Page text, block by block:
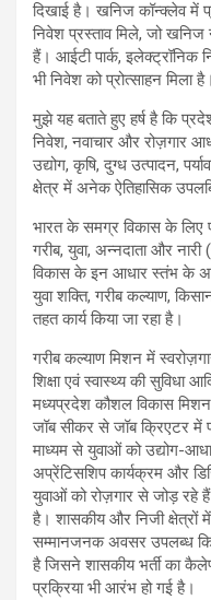
दिखाई है। खनिज कॉन्क्लेव में
निवेश प्रस्ताव मिले, जो खनिज
हैं। आईटी पार्क, इलेक्ट्रॉनिक
भी निवेश को प्रोत्साहन मिला है।
मुझे यह बताते हुए हर्ष है कि
निवेश, नवाचार और रोज़गार
उद्योग, कृषि, दुग्ध उत्पादन,
क्षेत्र में अनेक ऐतिहासिक
भारत के समग्र विकास के लिए
गरीब, युवा, अन्नदाता और
विकास के इन आधार स्तंभ के
युवा शक्ति, गरीब कल्याण,
तहत कार्य किया जा रहा है।
गरीब कल्याण मिशन में
शिक्षा एवं स्वास्थ्य की सुविधा
मध्यप्रदेश कौशल विकास
जॉब सीकर से जॉब क्रिएटर में
माध्यम से युवाओं को उद्योग-
अप्रेंटिसशिप कार्यक्रम और
युवाओं को रोज़गार से जोड़ रहे
है। शासकीय और निजी
सम्मानजनक अवसर उपलब्ध
है जिसने शासकीय भर्ती का
प्रक्रिया भी आरंभ हो गई है।